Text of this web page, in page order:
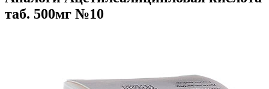
таб. 500мг №10